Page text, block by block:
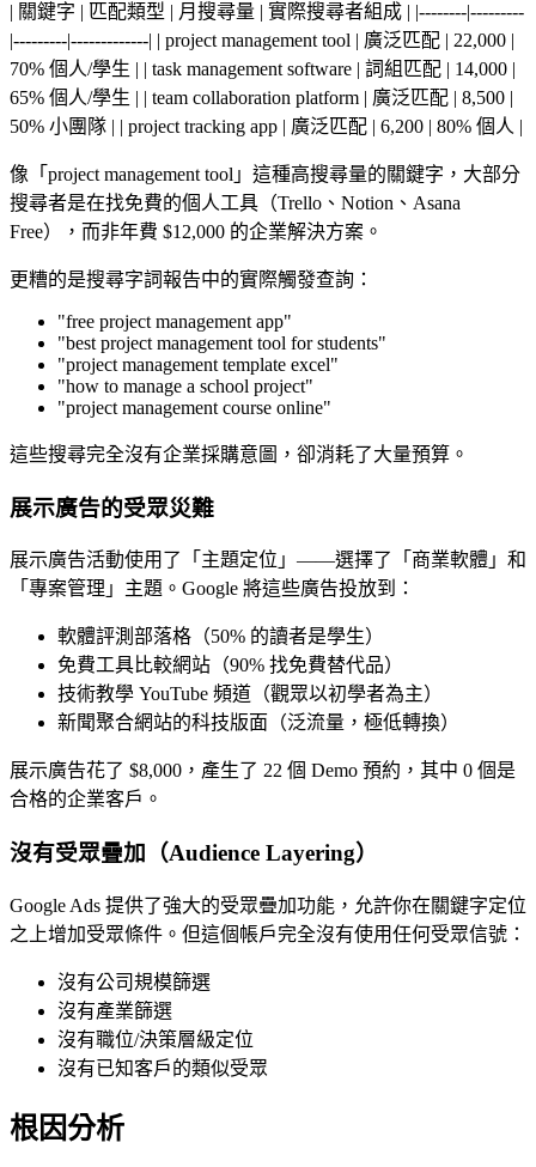
| 關鍵字 | 匹配類型 | 月搜尋量 | 實際搜尋者組成 | |--------|---------
|---------|-------------| | project management tool | 廣泛匹配 | 22,000 |
70% 個人/學生 | | task management software | 詞組匹配 | 14,000 |
65% 個人/學生 | | team collaboration platform | 廣泛匹配 | 8,500 |
50% 小團隊 | | project tracking app | 廣泛匹配 | 6,200 | 80% 個人 |
像「project management tool」這種高搜尋量的關鍵字，大部分
搜尋者是在找免費的個人工具（Trello、Notion、Asana
Free），而非年費 $12,000 的企業解決方案。
更糟的是搜尋字詞報告中的實際觸發查詢：
"free project management app"
"best project management tool for students"
"project management template excel"
"how to manage a school project"
"project management course online"
這些搜尋完全沒有企業採購意圖，卻消耗了大量預算。
展示廣告的受眾災難
展示廣告活動使用了「主題定位」——選擇了「商業軟體」和
「專案管理」主題。Google 將這些廣告投放到：
軟體評測部落格（50% 的讀者是學生）
免費工具比較網站（90% 找免費替代品）
技術教學 YouTube 頻道（觀眾以初學者為主）
新聞聚合網站的科技版面（泛流量，極低轉換）
展示廣告花了 $8,000，產生了 22 個 Demo 預約，其中 0 個是
合格的企業客戶。
沒有受眾疊加（Audience Layering）
Google Ads 提供了強大的受眾疊加功能，允許你在關鍵字定位
之上增加受眾條件。但這個帳戶完全沒有使用任何受眾信號：
沒有公司規模篩選
沒有產業篩選
沒有職位/決策層級定位
沒有已知客戶的類似受眾
根因分析